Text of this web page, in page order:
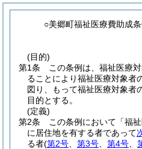
○美郷町福祉医療費助成条
(目的)
第1条
この条例は、福祉医療
ることにより福祉医療対象者
図り、もって福祉医療対象者
目的とする。
(定義)
第2条
この条例において「福
に居住地を有する者であって
る者(第2号 第3号 第4号